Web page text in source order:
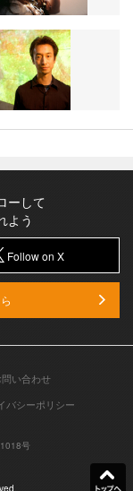
ーして
よう
Follow on X
い合わせ
バシーポリシー
号